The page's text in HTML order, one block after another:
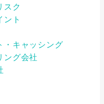
スク
ント
・キャッシング
ング会社